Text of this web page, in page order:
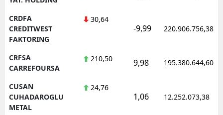
CRDFA
CREDITWEST
FAKTORING
30,64
-9,99 220.906.756,38
CRFSA
CARREFOURSA
210,50 9,98 195.380.644,60
CUSAN
CUHADAROGLU
METAL
24,76
1,06 12.252.073,38